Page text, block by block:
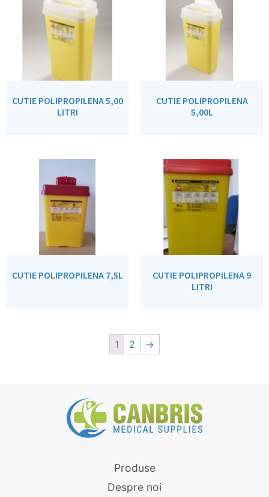
CUTIE POLIPROPILENA 5,00
LITRI
CUTIE POLIPROPILENA
5,00L
CUTIE POLIPROPILENA 7,5L
CUTIE POLIPROPILENA 9
LITRI
1 2 →
Produse
Despre noi